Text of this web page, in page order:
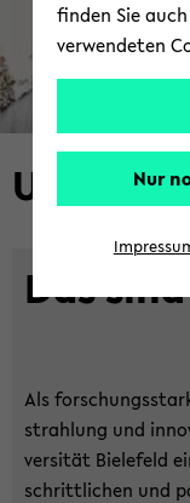
Unser
Das
Als
strah­lung und
ver­si­tät Bie­le­feld
schritt­li­chen und
finden Sie
verwendeten
Nur